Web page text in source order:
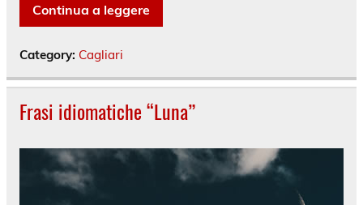
Continua a leggere
Category: Cagliari
Frasi idiomatiche “Luna”